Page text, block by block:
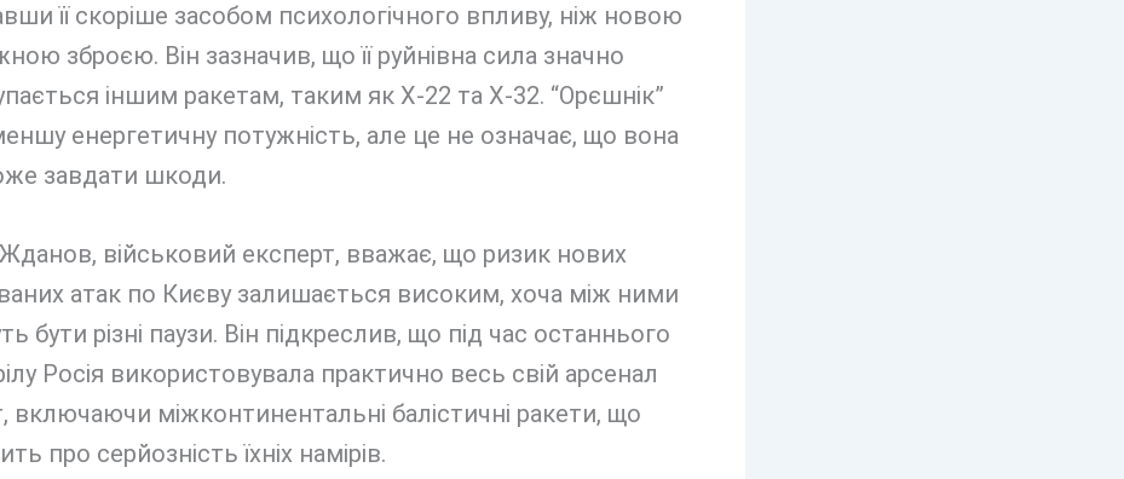
її скоріше засобом психологічного впливу, ніж новою
зброєю. Він зазначив, що її руйнівна сила значно
іншим ракетам, таким як Х-22 та Х-32. “Орєшнік”
енергетичну потужність, але це не означає, що вона
завдати шкоди.
військовий експерт, вважає, що ризик нових
атак по Києву залишається високим, хоча між ними
бути різні паузи. Він підкреслив, що під час останнього
Росія використовувала практично весь свій арсенал
включаючи міжконтинентальні балістичні ракети, що
про серйозність їхніх намірів.